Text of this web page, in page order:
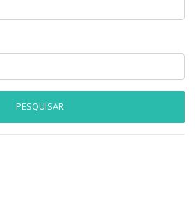
PESQUISAR